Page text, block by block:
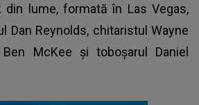
lume, formată în Las Vegas,
Dan Reynolds, chitaristul Wayne
McKee şi toboşarul Daniel